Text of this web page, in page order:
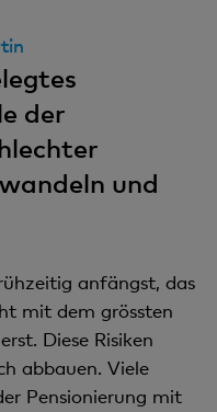
der
und
anfängst, das
mit dem grössten
Diese Risiken
abbauen. Viele
Pensionierung mit